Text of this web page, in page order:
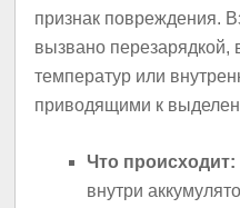
признак повреждения.
вызвано перезарядкой,
температур или
приводящими к
Что происходит:
внутри